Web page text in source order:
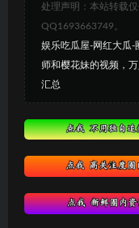
处理声明：本站转载
QQ1693663749。
娱乐吃瓜屋-网红大瓜-
师和樱花妹的视频，
汇总